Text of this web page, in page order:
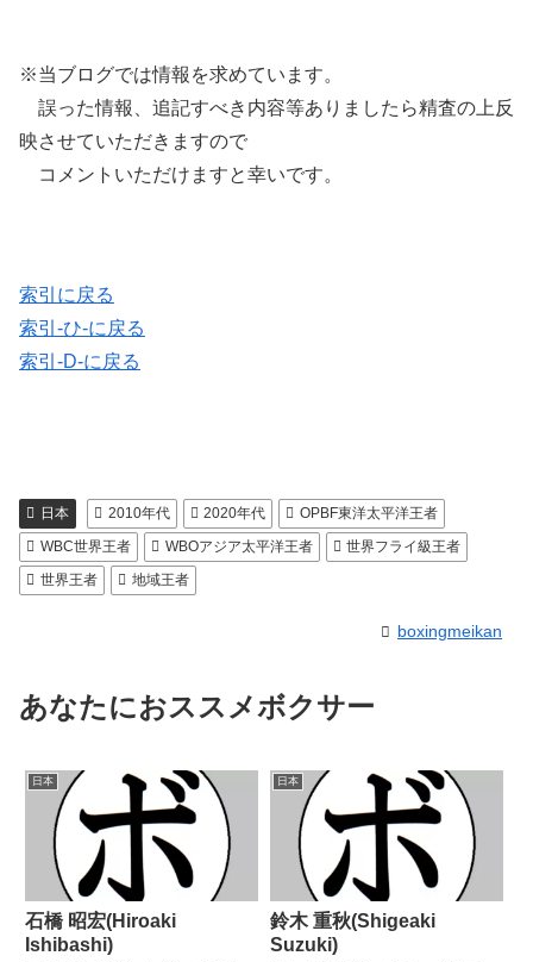
※当ブログでは情報を求めています。
誤った情報、追記すべき内容等ありましたら精査の上反
映させていただきますので
コメントいただけますと幸いです。
索引に戻る
索引-ひ-に戻る
索引-D-に戻る
日本 2010年代 2020年代
OPBF東洋太平洋王者
WBC世界王者
WBOアジア太平洋王者
世界フライ級王者
世界王者
地域王者
boxingmeikan
あなたにおススメボクサー
日本
石橋 昭宏(Hiroaki
Ishibashi)
日本
鈴木 重秋(Shigeaki
Suzuki)